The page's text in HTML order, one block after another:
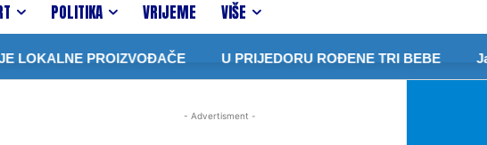
POLITIKA VRIJEME VIŠE
LOKALNE PROIZVOĐAČE U PRIJEDORU ROĐENE TRI BEBE
- Advertisment -